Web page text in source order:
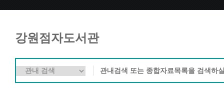
강원점자도서관